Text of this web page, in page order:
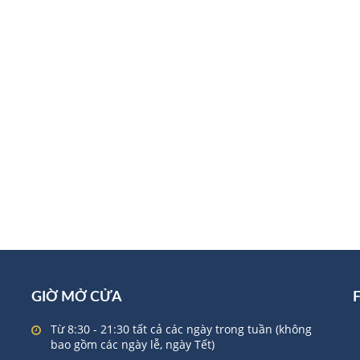
GIỜ MỞ CỬA
Từ 8:30 - 21:30 tất cả các ngày trong tuần (không
bao gồm các ngày lễ, ngày Tết)